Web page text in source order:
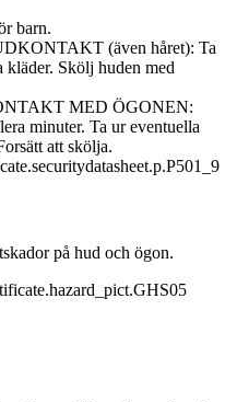
barn.
(även håret): Ta
kläder. Skölj huden med
MED ÖGONEN:
minuter. Ta ur eventuella
att skölja.
på hud och ögon.